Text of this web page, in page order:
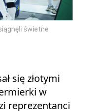
świetne
się złotymi
w
reprezentanci